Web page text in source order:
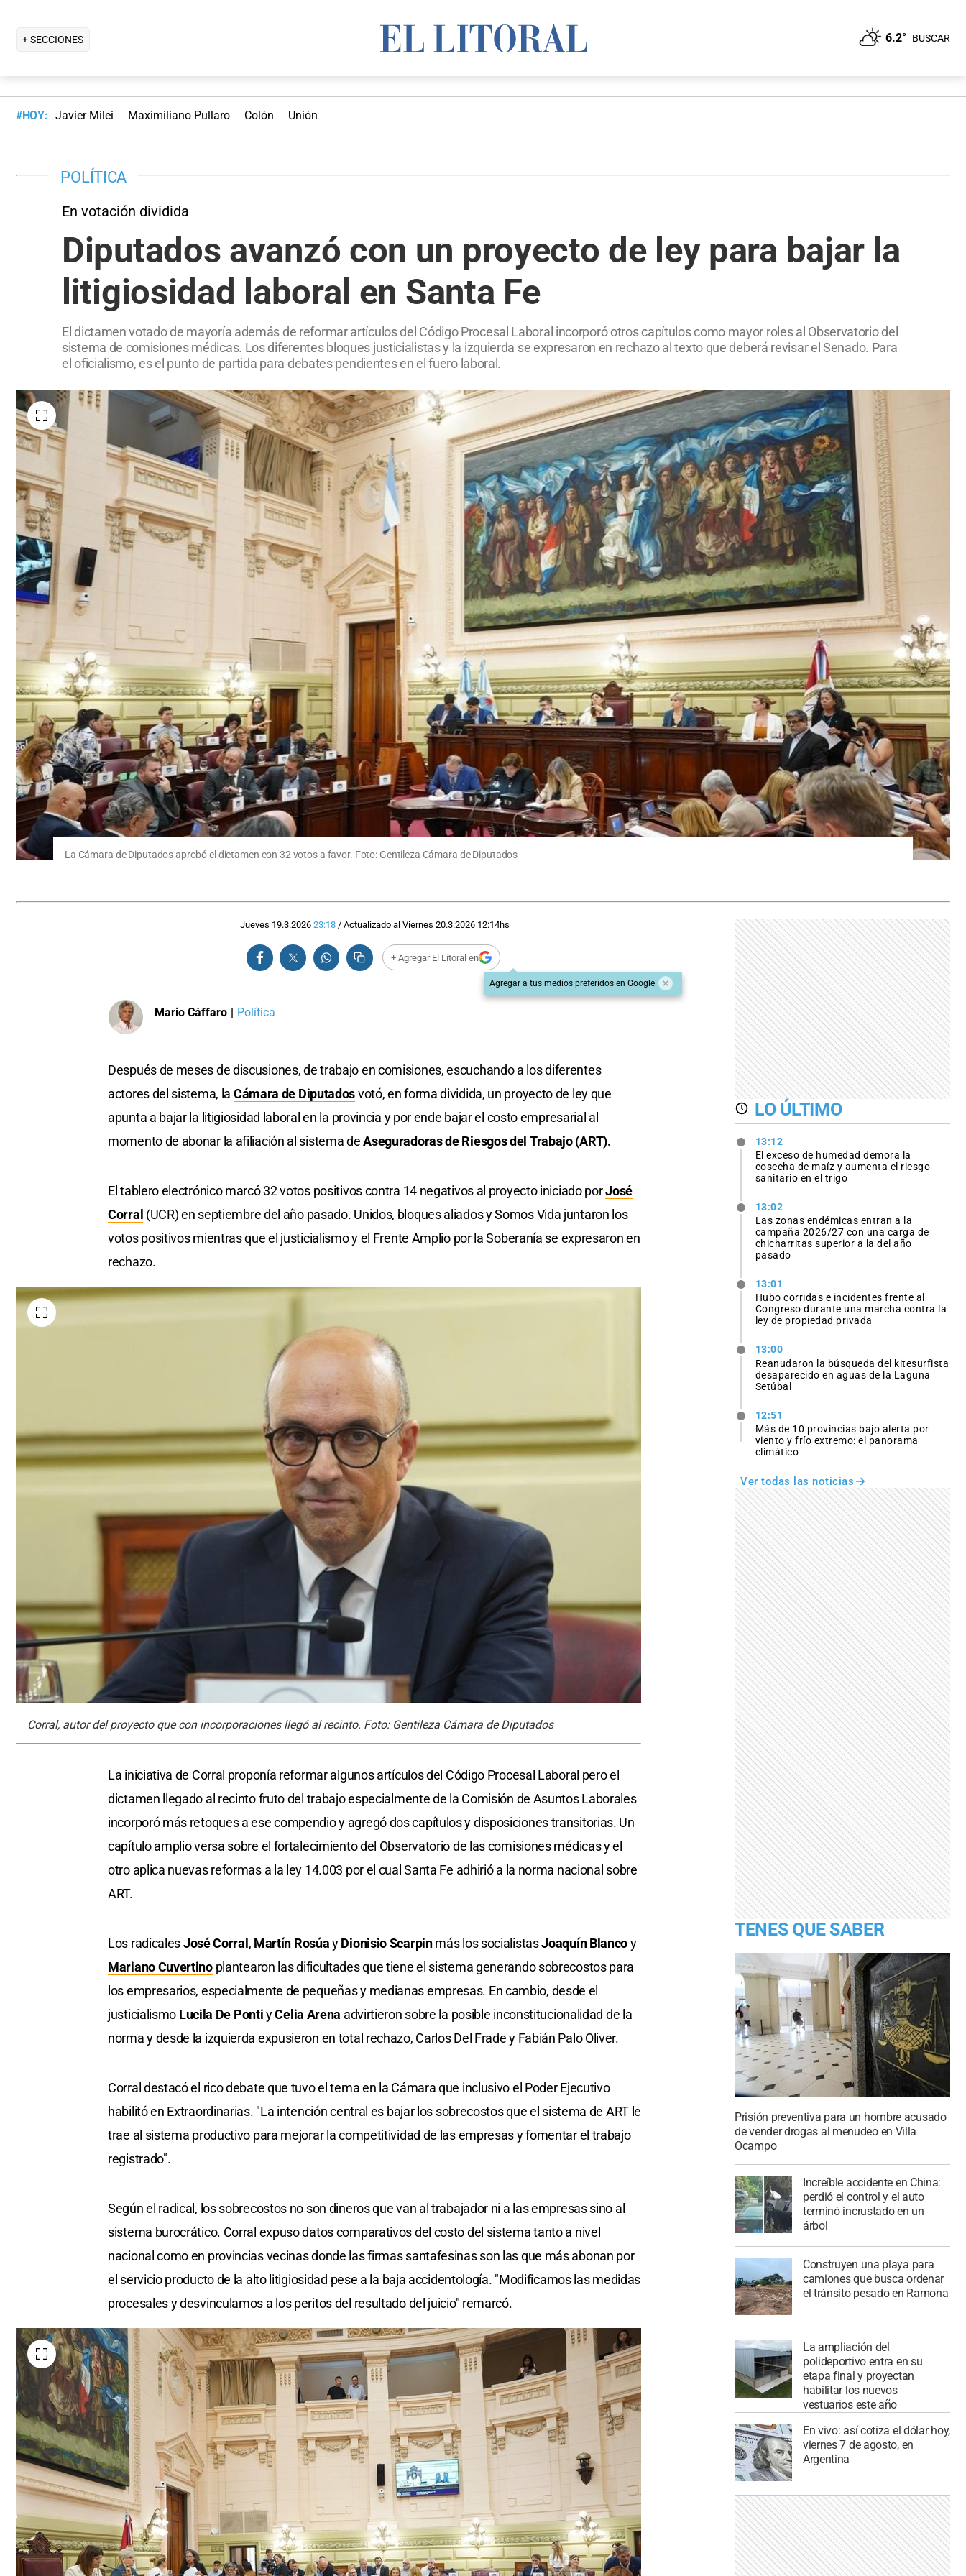
+ SECCIONES 6.2° BUSCAR
#HOY: Javier Milei Maximiliano Pullaro Colón Unión
POLÍTICA
En votación dividida
Diputados avanzó con un proyecto de ley para bajar la
litigiosidad laboral en Santa Fe
El dictamen votado de mayoría además de reformar artículos del Código Procesal Laboral incorporó otros capítulos como mayor roles al Observatorio del
sistema de comisiones médicas. Los diferentes bloques justicialistas y la izquierda se expresaron en rechazo al texto que deberá revisar el Senado. Para
el oficialismo, es el punto de partida para debates pendientes en el fuero laboral.
La Cámara de Diputados aprobó el dictamen con 32 votos a favor. Foto: Gentileza Cámara de Diputados
Jueves 19.3.2026 23:18/ Actualizado al Viernes 20.3.2026 12:14hs
+ Agregar El Litoral en
Agregar a tus medios preferidos en Google
Mario Cáffaro Política
Después de meses de discusiones, de trabajo en comisiones, escuchando a los diferentes
actores del sistema, la Cámara de Diputadosvotó, en forma dividida, un proyecto de ley que
apunta a bajar la litigiosidad laboral en la provincia y por ende bajar el costo empresarial al
momento de abonar la afiliación al sistema deAseguradoras de Riesgos del Trabajo (ART).
El tablero electrónico marcó 32 votos positivos contra 14 negativos al proyecto iniciado porJosé
Corral (UCR) en septiembre del año pasado. Unidos, bloques aliados y Somos Vida juntaron los
votos positivos mientras que el justicialismo y el Frente Amplio por la Soberanía se expresaron en
rechazo.
Corral, autor del proyecto que con incorporaciones llegó al recinto. Foto: Gentileza Cámara de Diputados
La iniciativa de Corral proponía reformar algunos artículos del Código Procesal Laboral pero el
dictamen llegado al recinto fruto del trabajo especialmente de la Comisión de Asuntos Laborales
incorporó más retoques a ese compendio y agregó dos capítulos y disposiciones transitorias. Un
capítulo amplio versa sobre el fortalecimiento del Observatorio de las comisiones médicas y el
otro aplica nuevas reformas a la ley 14.003 por el cual Santa Fe adhirió a la norma nacional sobre
ART.
Los radicalesJosé Corral , Martín RosúayDionisio Scarpinmás los socialistasJoaquín Blancoy
Mariano Cuvertinoplantearon las dificultades que tiene el sistema generando sobrecostos para
los empresarios, especialmente de pequeñas y medianas empresas. En cambio, desde el
justicialismo Lucila De PontiyCelia Arena advirtieron sobre la posible inconstitucionalidad de la
norma y desde la izquierda expusieron en total rechazo, Carlos Del Frade y Fabián Palo Oliver.
Corral destacó el rico debate que tuvo el tema en la Cámara que inclusivo el Poder Ejecutivo
habilitó en Extraordinarias. "La intención central es bajar los sobrecostos que el sistema de ART le
trae al sistema productivo para mejorar la competitividad de las empresas y fomentar el trabajo
registrado".
Según el radical, los sobrecostos no son dineros que van al trabajador ni a las empresas sino al
sistema burocrático. Corral expuso datos comparativos del costo del sistema tanto a nivel
nacional como en provincias vecinas donde las firmas santafesinas son las que más abonan por
el servicio producto de la alto litigiosidad pese a la baja accidentología. "Modificamos las medidas
procesales y desvinculamos a los peritos del resultado del juicio" remarcó.
LO ÚLTIMO
13:12
El exceso de humedad demora la
cosecha de maíz y aumenta el riesgo
sanitario en el trigo
13:02
Las zonas endémicas entran a la
campaña 2026/27 con una carga de
chicharritas superior a la del año
pasado
13:01
Hubo corridas e incidentes frente al
Congreso durante una marcha contra la
ley de propiedad privada
13:00
Reanudaron la búsqueda del kitesurfista
desaparecido en aguas de la Laguna
Setúbal
12:51
Más de 10 provincias bajo alerta por
viento y frío extremo: el panorama
climático
Ver todas las noticias
TENES QUE SABER
Prisión preventiva para un hombre acusado
de vender drogas al menudeo en Villa
Ocampo
Increíble accidente en China:
perdió el control y el auto
terminó incrustado en un
árbol
Construyen una playa para
camiones que busca ordenar
el tránsito pesado en Ramona
La ampliación del
polideportivo entra en su
etapa final y proyectan
habilitar los nuevos
vestuarios este año
En vivo: así cotiza el dólar hoy,
viernes 7 de agosto, en
Argentina